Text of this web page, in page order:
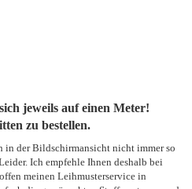
jeweils auf einen Meter!
zu bestellen.
in der Bildschirmansicht nicht immer so
Ich empfehle Ihnen deshalb bei
meinen Leihmusterservice in